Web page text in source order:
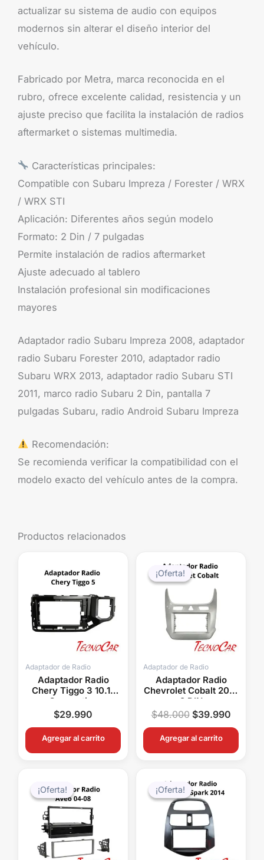
actualizar su sistema de audio con equipos
modernos sin alterar el diseño interior del
vehículo.
Fabricado por Metra, marca reconocida en el
rubro, ofrece excelente calidad, resistencia y un
ajuste preciso que facilita la instalación de radios
aftermarket o sistemas multimedia.
Características principales:
Compatible con Subaru Impreza / Forester / WRX
/ WRX STI
Aplicación: Diferentes años según modelo
Formato: 2 Din / 7 pulgadas
Permite instalación de radios aftermarket
Ajuste adecuado al tablero
Instalación profesional sin modificaciones
mayores
Adaptador radio Subaru Impreza 2008, adaptador
radio Subaru Forester 2010, adaptador radio
Subaru WRX 2013, adaptador radio Subaru STI
2011, marco radio Subaru 2 Din, pantalla 7
pulgadas Subaru, radio Android Subaru Impreza
Recomendación:
Se recomienda verificar la compatibilidad con el
modelo exacto del vehículo antes de la compra.
Productos relacionados
Adaptador de Radio
Adaptador Radio
Chery Tiggo 3 10.1″
Connection
AMCE017T
$29.990
Agregar al carrito
¡Oferta!
¡Oferta!
Adaptador de Radio
Adaptador Radio
Chevrolet Cobalt 2016
2 DIN
$48.000
precio
original
$48.000.
$39.990
Agregar al carrito
¡Oferta!
¡Oferta!
precio
original
era:
$39.990.
¡Oferta!
¡Oferta!
precio
original
era:
$29.990.